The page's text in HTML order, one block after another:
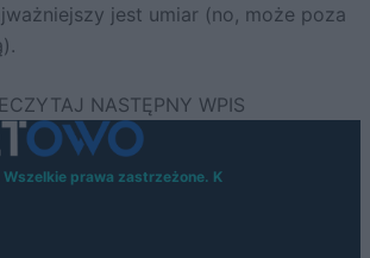
jest umiar (no, może poza
prawa zastrzeżone. K